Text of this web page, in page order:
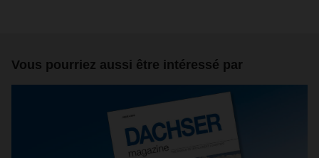
Vous pourriez aussi être intéressé par